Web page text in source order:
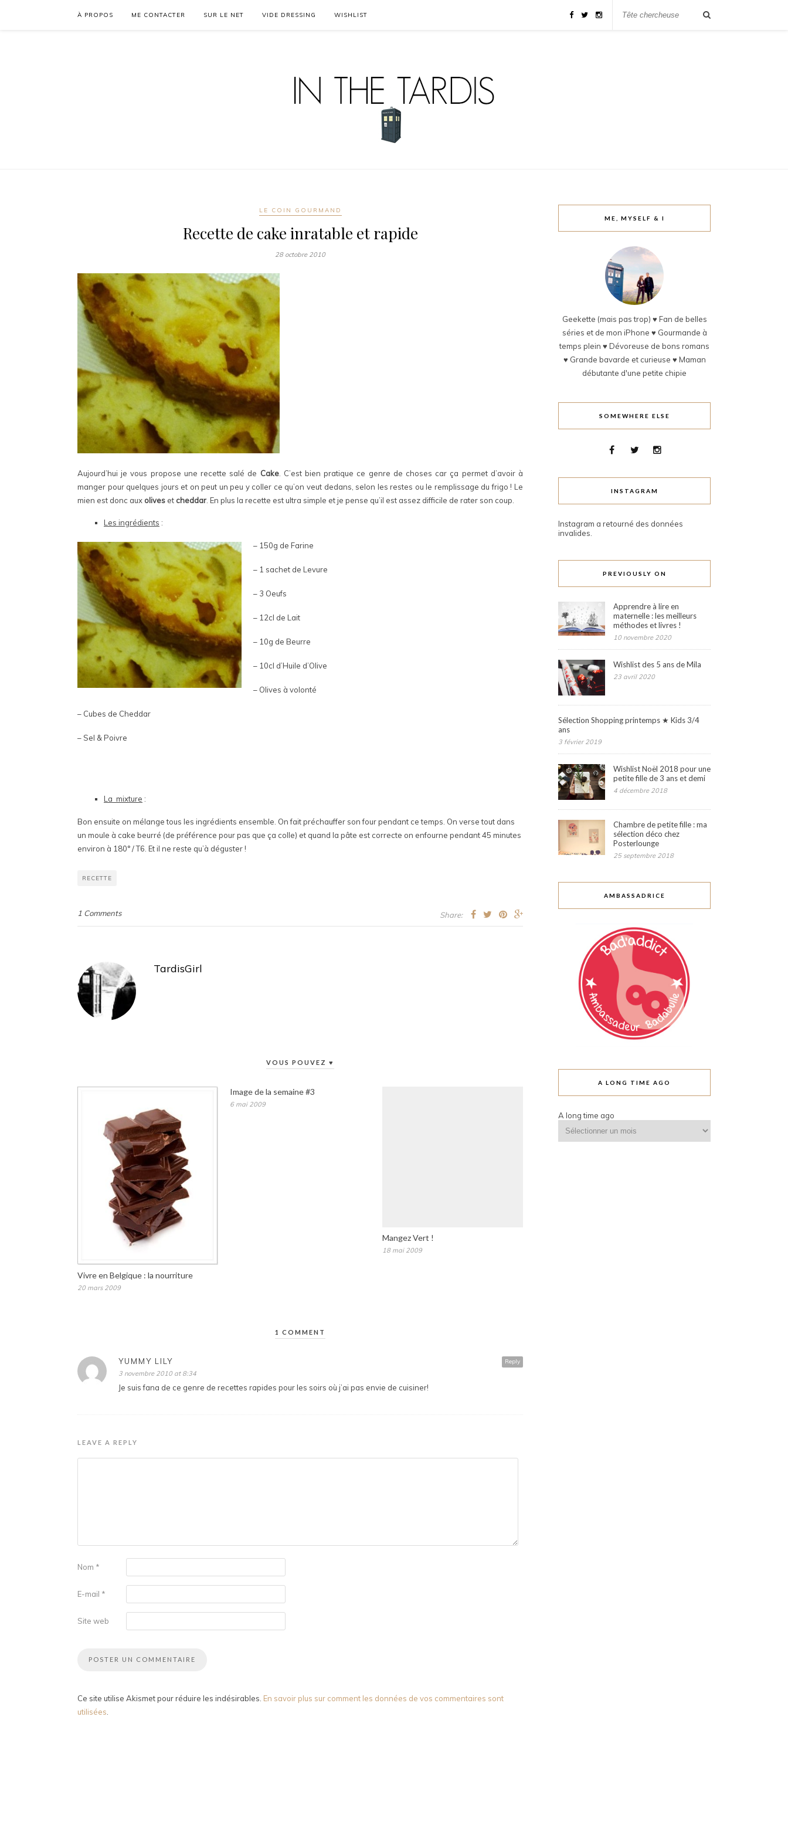
À PROPOS ME CONTACTER SUR LE NET VIDE DRESSING WISHLIST
LE COIN GOURMAND
Recette de cake inratable et rapide
28 octobre 2010
Aujourd’hui je vous propose une recette salé de Cake. C’est bien pratique ce genre de choses car ça permet d’avoir à
manger pour quelques jours et on peut un peu y coller ce qu’on veut dedans, selon les restes ou le remplissage du frigo ! Le
mien est donc aux olives et cheddar . En plus la recette est ultra simple et je pense qu’il est assez difficile de rater son coup.
Les ingrédients :
– 150g de Farine
– 1 sachet de Levure
– 3 Oeufs
– 12cl de Lait
– 10g de Beurre
– 10cl d’Huile d’Olive
– Olives à volonté
– Cubes de Cheddar
– Sel & Poivre
La mixture :
Bon ensuite on mélange tous les ingrédients ensemble. On fait préchauffer son four pendant ce temps. On verse tout dans
un moule à cake beurré (de préférence pour pas que ça colle) et quand la pâte est correcte on enfourne pendant 45 minutes
environ à 180° / T6. Et il ne reste qu’à déguster !
RECETTE
1 Comments Share:
TardisGirl
VOUS POUVEZ ♥
Vivre en Belgique : la nourriture
20 mars 2009
Image de la semaine #3
6 mai 2009
Mangez Vert !
18 mai 2009
1 COMMENT
Reply
YUMMY LILY
3 novembre 2010 at 8:34
Je suis fana de ce genre de recettes rapides pour les soirs où j’ai pas envie de cuisiner!
LEAVE A REPLY
Nom *
E-mail *
Site web
Ce site utilise Akismet pour réduire les indésirables. En savoir plus sur comment les données de vos commentaires sont
utilisées
ME, MYSELF & I
Geekette (mais pas trop) ♥ Fan de belles
séries et de mon iPhone ♥ Gourmande à
temps plein ♥ Dévoreuse de bons romans
♥ Grande bavarde et curieuse ♥ Maman
débutante d'une petite chipie
SOMEWHERE ELSE
INSTAGRAM
Instagram a retourné des données
invalides.
PREVIOUSLY ON
Apprendre à lire en
maternelle : les meilleurs
méthodes et livres !
10 novembre 2020
Wishlist des 5 ans de Mila
23 avril 2020
Sélection Shopping printemps ★ Kids 3/4
ans
3 février 2019
Wishlist Noël 2018 pour une
petite fille de 3 ans et demi
4 décembre 2018
Chambre de petite fille : ma
sélection déco chez
Posterlounge
25 septembre 2018
AMBASSADRICE
A LONG TIME AGO
A long time ago